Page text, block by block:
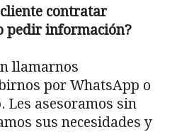
contratar
pedir información?
llamarnos
por WhatsApp o
asesoramos sin
sus necesidades y